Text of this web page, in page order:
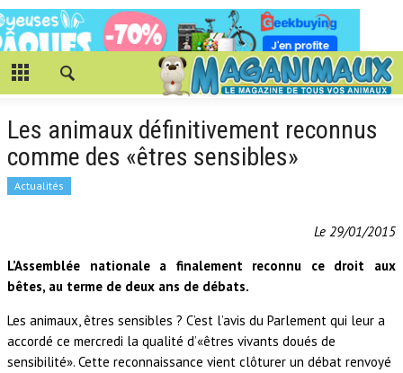
Les animaux définitivement reconnus
comme des «êtres sensibles»
Actualités
Le 29/01/2015
L’Assemblée nationale a finalement reconnu ce droit aux
bêtes, au terme de deux ans de débats.
Les animaux, êtres sensibles ? C’est l’avis du Parlement qui leur a
accordé ce mercredi la qualité d’«êtres vivants doués de
sensibilité». Cette reconnaissance vient clôturer un débat renvoyé